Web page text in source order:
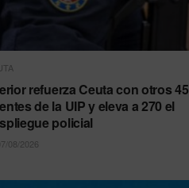
refuerza Ceuta con otros 45
de la UIP y eleva a 270 el
policial
08/2026